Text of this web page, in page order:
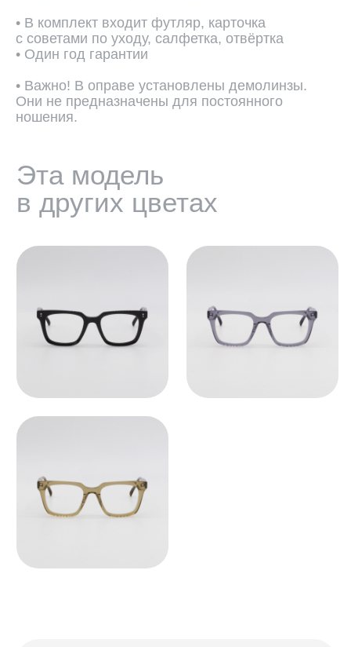
• В комплект входит футляр, карточка
с советами по уходу, салфетка, отвёртка
• Один год гарантии
• Важно! В оправе установлены демолинзы.
Они не предназначены для постоянного
ношения.
Во всех оптических оправах
по умолчанию установлены
пластиковые демолинзы.
Они не предназначены
Мы устанавливаем линзы любой
рабочих дней. Изготовление очков
По всем вопросам касательно
Мы сориентируем вас по всем
СВЯЗАТЬСЯ С НАМИ ↗